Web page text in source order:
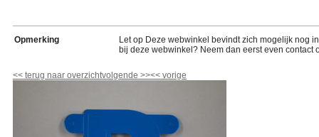
Opmerking
Let op Deze webwinkel bevindt zich mogelijk nog
bij deze webwinkel? Neem dan eerst even contact
<< terug naar overzichtvolgende >><< vorige